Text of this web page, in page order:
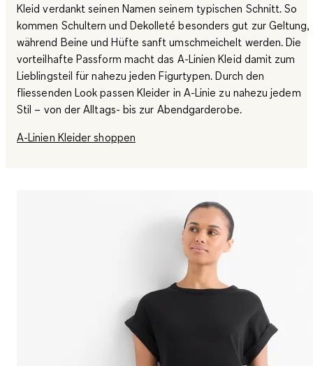
Kleid verdankt seinen Namen seinem typischen Schnitt. So
kommen Schultern und Dekolleté besonders gut zur Geltung,
während Beine und Hüfte sanft umschmeichelt werden. Die
vorteilhafte Passform macht das A-Linien Kleid damit zum
Lieblingsteil für nahezu jeden Figurtypen. Durch den
fliessenden Look passen Kleider in A-Linie zu nahezu jedem
Stil – von der Alltags- bis zur Abendgarderobe.
A-Linien Kleider shoppen